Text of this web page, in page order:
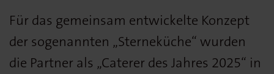
Für das gemeinsam entwickelte Konzept
der sogenannten „Sterneküche“ wurden
die Partner als „Caterer des Jahres 2025“ in